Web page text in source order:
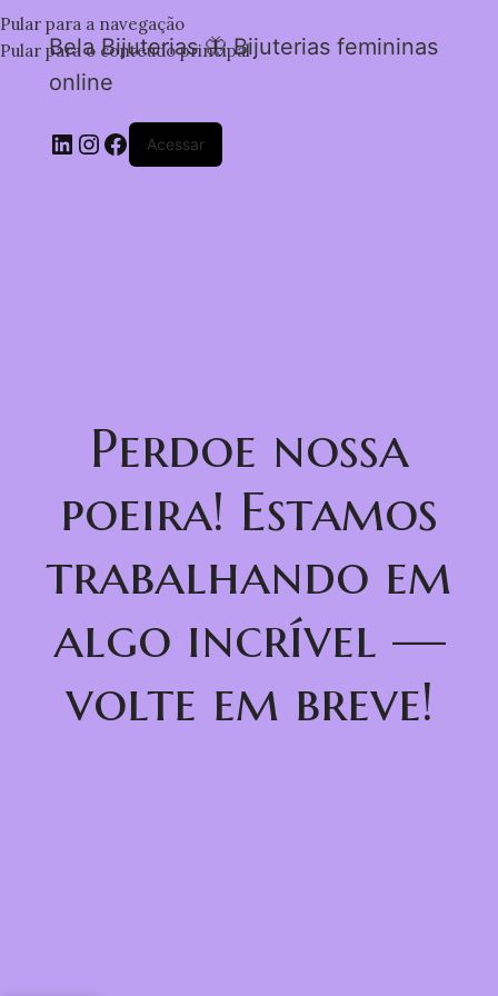
Pular para a navegação
Pular para o conteúdo principal
Bela Bijuterias 🦋 Bijuterias femininas
online
Acessar
Perdoe nossa
poeira! Estamos
trabalhando em
algo incrível —
volte em breve!